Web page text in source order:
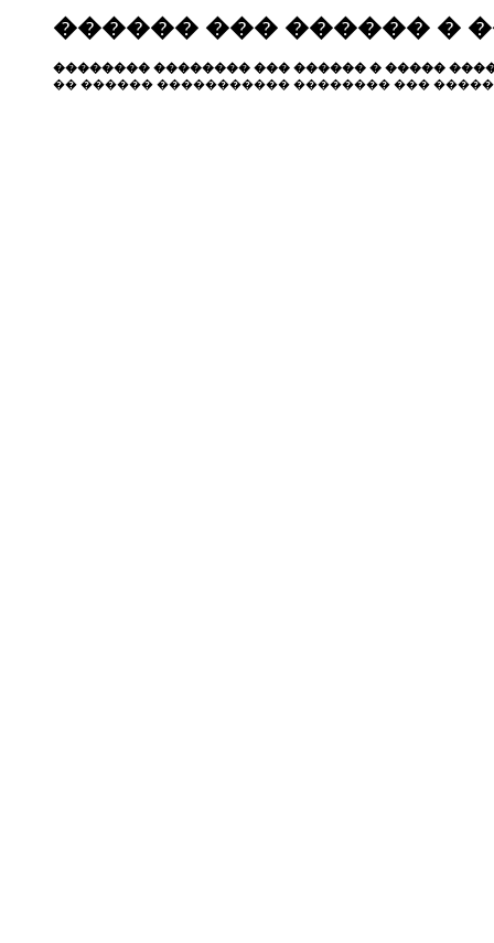
������ ��� ������ �
�������� �������� ��� ������ � �����
�� ������ ����������� �������� ���